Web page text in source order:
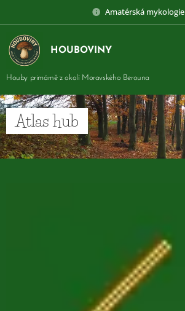
Amatérská mykologie
HOUBOVINY
Houby primárně z okolí Moravského Berouna
Atlas hub